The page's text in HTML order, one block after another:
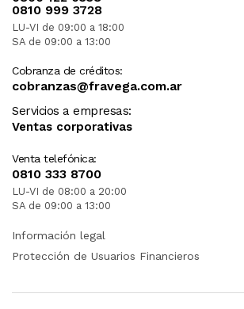
0810 999 3728
LU-VI de 09:00 a 18:00
SA de 09:00 a 13:00
Cobranza de créditos:
cobranzas@fravega.com.ar
Servicios a empresas:
Ventas corporativas
Venta telefónica:
0810 333 8700
LU-VI de 08:00 a 20:00
SA de 09:00 a 13:00
Información legal
Protección de Usuarios Financieros